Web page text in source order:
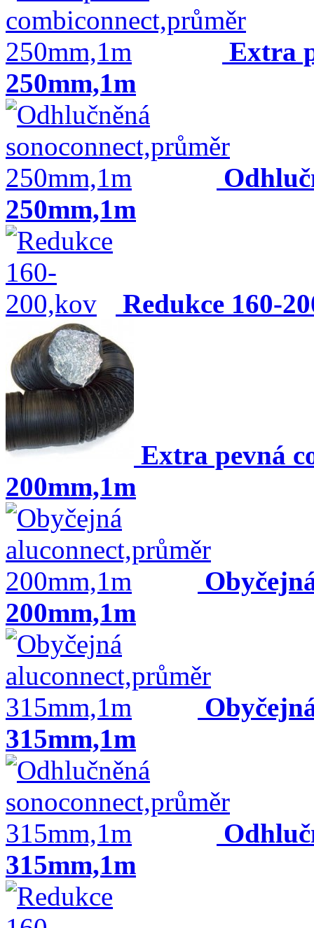
Extra
250mm,1m
250mm,1m
Redukce 160-
Extra pevná
200mm,1m
200mm,1m
315mm,1m
315mm,1m